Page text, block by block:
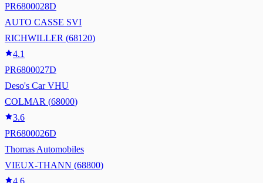
PR6800028D
AUTO CASSE SVI
RICHWILLER (68120)
4.1
PR6800027D
Deso's Car VHU
COLMAR (68000)
3.6
PR6800026D
Thomas Automobiles
VIEUX-THANN (68800)
4.6